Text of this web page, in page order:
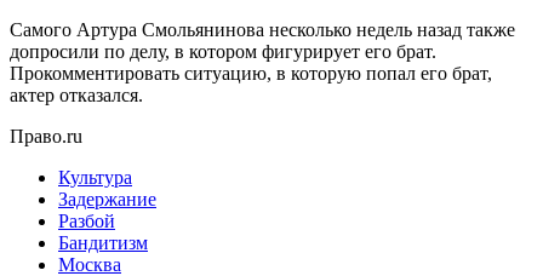
Самого Артура Смольянинова несколько недель назад также
допросили по делу, в котором фигурирует его брат.
Прокомментировать ситуацию, в которую попал его брат,
актер отказался.
Право.ru
Культура
Задержание
Разбой
Бандитизм
Москва